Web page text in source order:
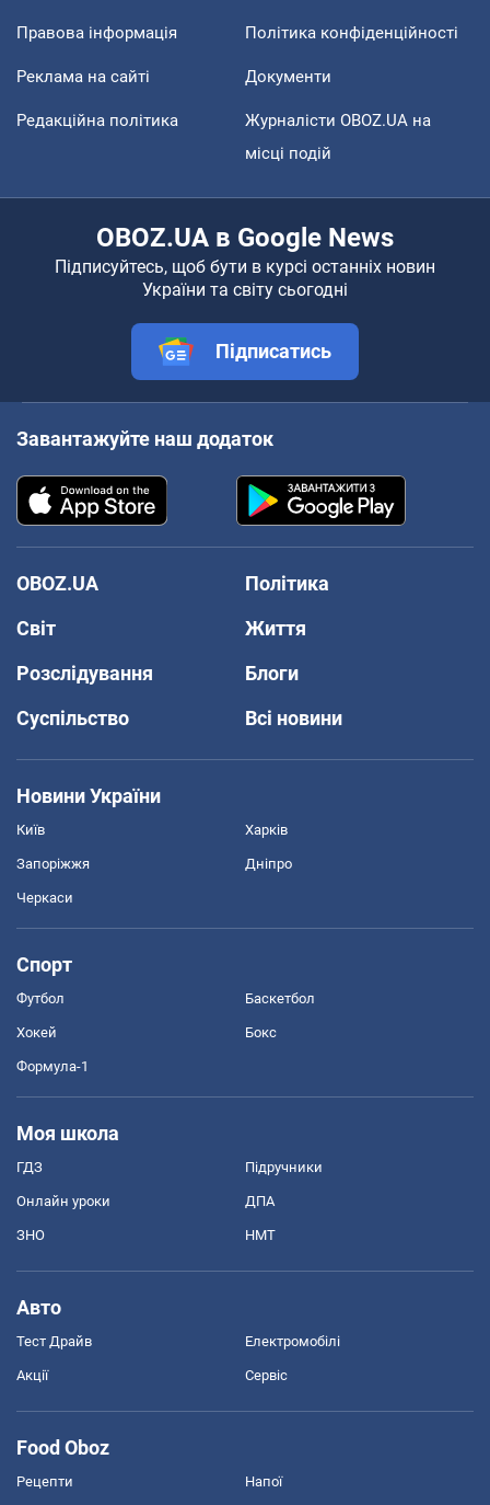
Правова інформація Політика конфіденційності
Реклама на сайті Документи
Редакційна політика
Журналісти OBOZ.UA на
місці подій
OBOZ.UA в Google News
Підписуйтесь, щоб бути в курсі останніх новин
України та світу сьогодні
Підписатись
Завантажуйте наш додаток
OBOZ.UA
Політика
Світ
Життя
Розслідування
Блоги
Суспільство
Всі новини
Новини України
Київ Харків
Запоріжжя Дніпро
Черкаси
Спорт
Футбол Баскетбол
Хокей Бокс
Формула-1
Моя школа
ГДЗ Підручники
Онлайн уроки ДПА
ЗНО НМТ
Авто
Тест Драйв Електромобілі
Акції Сервіс
Food Oboz
Рецепти Напої